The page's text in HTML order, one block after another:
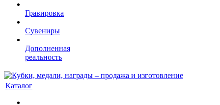
Гравировка
Сувениры
Дополненная
реальность
Каталог